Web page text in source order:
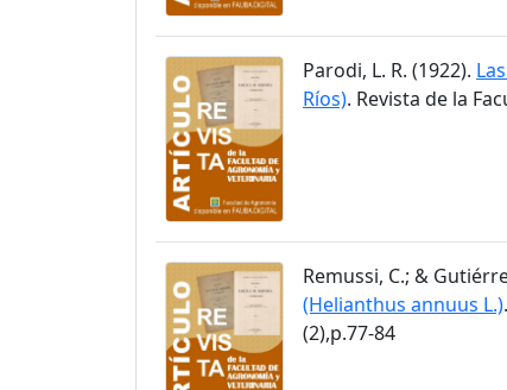
Parodi, L. R. (1922).
Ríos). Revista de la
Remussi, C.; &
(Helianthus annuus L.)
(2),p.77-84